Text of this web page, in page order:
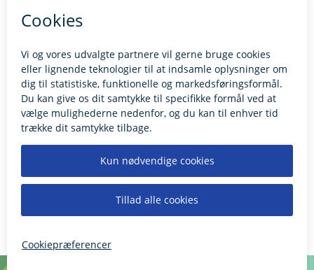
Kontakt borgerrådgiveren
BILLUND.DK
Tilgængelighedserklæring
Giv feedback til hjemmesiden